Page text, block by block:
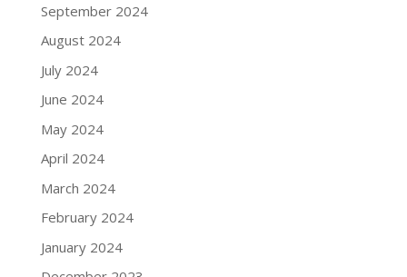
September 2024
August 2024
July 2024
June 2024
May 2024
April 2024
March 2024
February 2024
January 2024